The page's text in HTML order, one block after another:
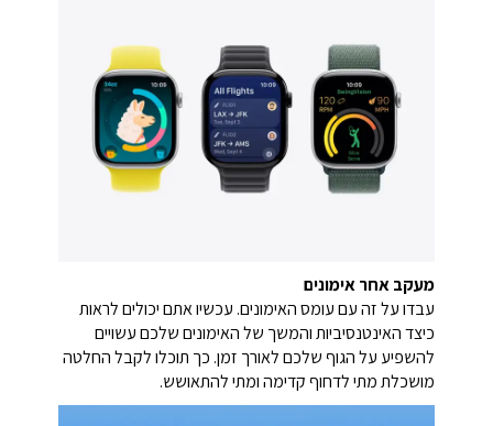
מעקב אחר אימונים
עבדו על זה עם עומס האימונים. עכשיו אתם יכולים לראות
כיצד האינטנסיביות והמשך של האימונים שלכם עשויים
להשפיע על הגוף שלכם לאורך זמן. כך תוכלו לקבל החלטה
מושכלת מתי לדחוף קדימה ומתי להתאושש.